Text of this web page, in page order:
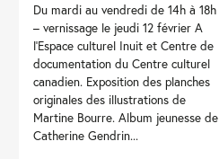
Du mardi au vendredi de 14h à 18h
– vernissage le jeudi 12 février A
l’Espace culturel Inuit et Centre de
documentation du Centre culturel
canadien. Exposition des planches
originales des illustrations de
Martine Bourre. Album jeunesse de
Catherine Gendrin...